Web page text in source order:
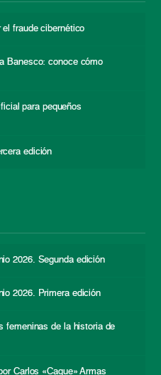
el fraude cibernético
Banesco: conoce cómo
para pequeños
edición
2026. Segunda edición
2026. Primera edición
femeninas de la historia de
Carlos «Caque» Armas